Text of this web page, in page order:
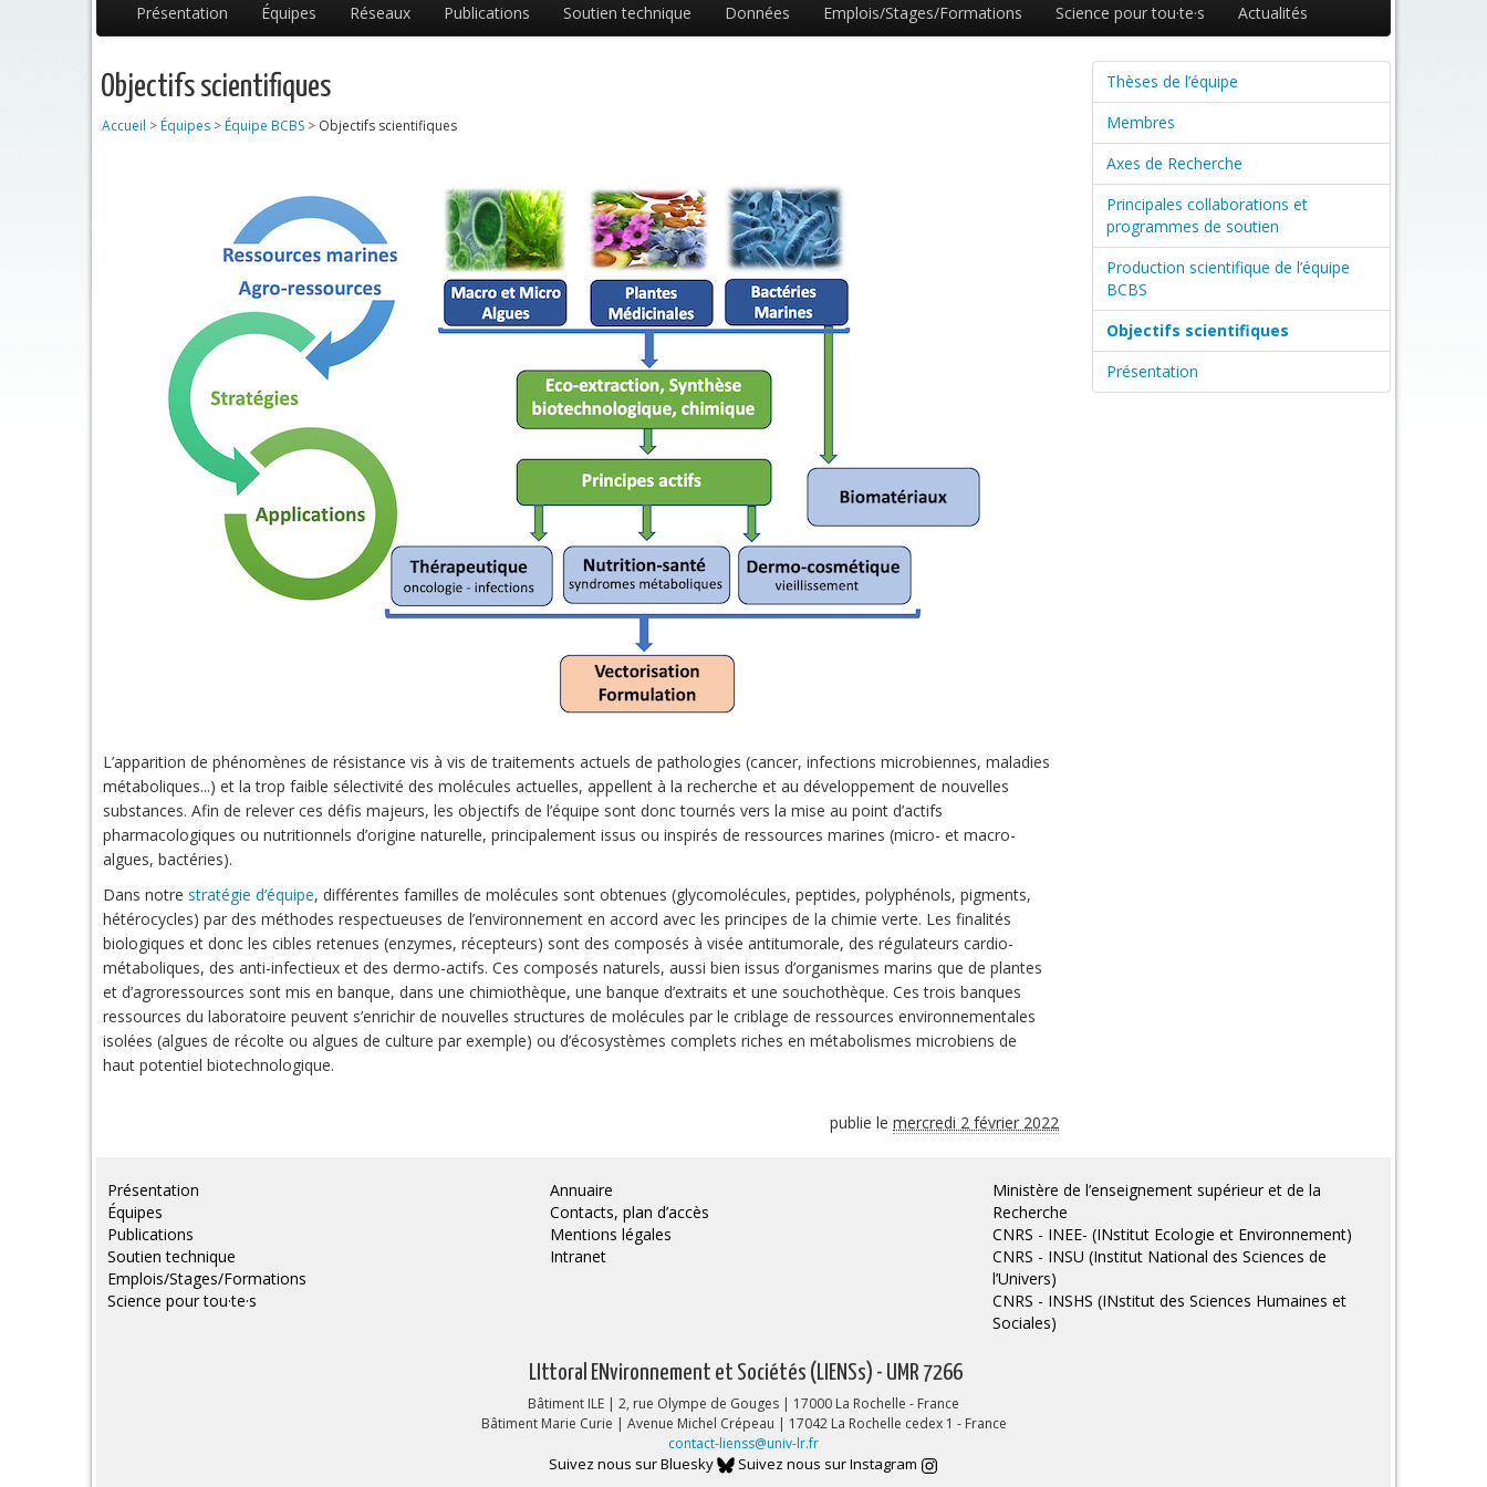
Présentation Équipes Réseaux Publications Soutien technique Données Emplois/Stages/Formations Science pour tou·te·s Actualités
Objectifs scientifiques
Accueil >Équipes >Équipe BCBS > Objectifs scientifiques
L’apparition de phénomènes de résistance vis à vis de traitements actuels de pathologies (cancer, infections microbiennes, maladies
métaboliques...) et la trop faible sélectivité des molécules actuelles, appellent à la recherche et au développement de nouvelles
substances. Afin de relever ces défis majeurs, les objectifs de l’équipe sont donc tournés vers la mise au point d’actifs
pharmacologiques ou nutritionnels d’origine naturelle, principalement issus ou inspirés de ressources marines (micro- et macro-
algues, bactéries).
Dans notre stratégie d’équipe, différentes familles de molécules sont obtenues (glycomolécules, peptides, polyphénols, pigments,
hétérocycles) par des méthodes respectueuses de l’environnement en accord avec les principes de la chimie verte. Les finalités
biologiques et donc les cibles retenues (enzymes, récepteurs) sont des composés à visée antitumorale, des régulateurs cardio-
métaboliques, des anti-infectieux et des dermo-actifs. Ces composés naturels, aussi bien issus d’organismes marins que de plantes
et d’agroressources sont mis en banque, dans une chimiothèque, une banque d’extraits et une souchothèque. Ces trois banques
ressources du laboratoire peuvent s’enrichir de nouvelles structures de molécules par le criblage de ressources environnementales
isolées (algues de récolte ou algues de culture par exemple) ou d’écosystèmes complets riches en métabolismes microbiens de
haut potentiel biotechnologique.
publie le mercredi 2 février 2022
Thèses de l’équipe
Membres
Axes de Recherche
Principales collaborations et
programmes de soutien
Production scientifique de l’équipe
BCBS
Objectifs scientifiques
Présentation
Présentation
Équipes
Publications
Soutien technique
Emplois/Stages/Formations
Science pour tou·te·s
Annuaire
Contacts, plan d’accès
Mentions légales
Intranet
Ministère de l’enseignement supérieur et de la
Recherche
CNRS - INEE- (INstitut Ecologie et Environnement)
CNRS - INSU (Institut National des Sciences de
l’Univers)
CNRS - INSHS (INstitut des Sciences Humaines et
Sociales)
LIttoral ENvironnement et Sociétés (LIENSs) - UMR 7266
Bâtiment ILE | 2, rue Olympe de Gouges | 17000 La Rochelle - France
Bâtiment Marie Curie | Avenue Michel Crépeau | 17042 La Rochelle cedex 1 - France
contact-lienss@univ-lr.fr
Suivez nous sur Bluesky Suivez nous sur Instagram